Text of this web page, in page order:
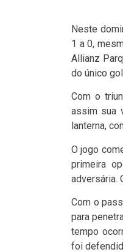
Neste
1 a 0,
Allianz
do único
Com o
assim sua
lanterna,
O jogo
primeira
adversária.
Com o
para
tempo
foi